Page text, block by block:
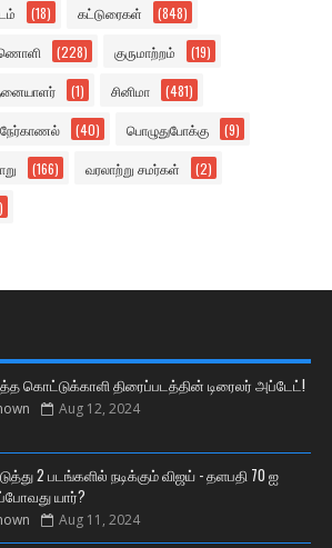
(18) கட்டுரைகள் (848)
(228) குருமாற்றம் (19)
(1) சினிமா (481)
நேர்காணல் (40) பொழுதுபோக்கு (9)
(166) வரலாற்று சமர்கள் (2)
கொட்டுக்காளி திரைப்படத்தின் டிரைலர் அப்டேட்!
Aug 12, 2024
2 படங்களில் நடிக்கும் விஜய் - தளபதி 70 ஐ
யார்?
Aug 11, 2024